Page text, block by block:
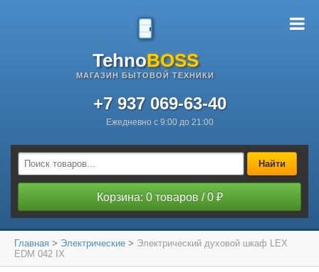
TehnoBOSS
МАГАЗИН БЫТОВОЙ ТЕХНИКИ
+7 937 069-63-40
Ежедневно с 9:00 до 21:00
Найти
Корзина: 0 товаров / 0 ₽
Главная > Электрические > Электрический духовой шкаф LEX
EDM 042 IX